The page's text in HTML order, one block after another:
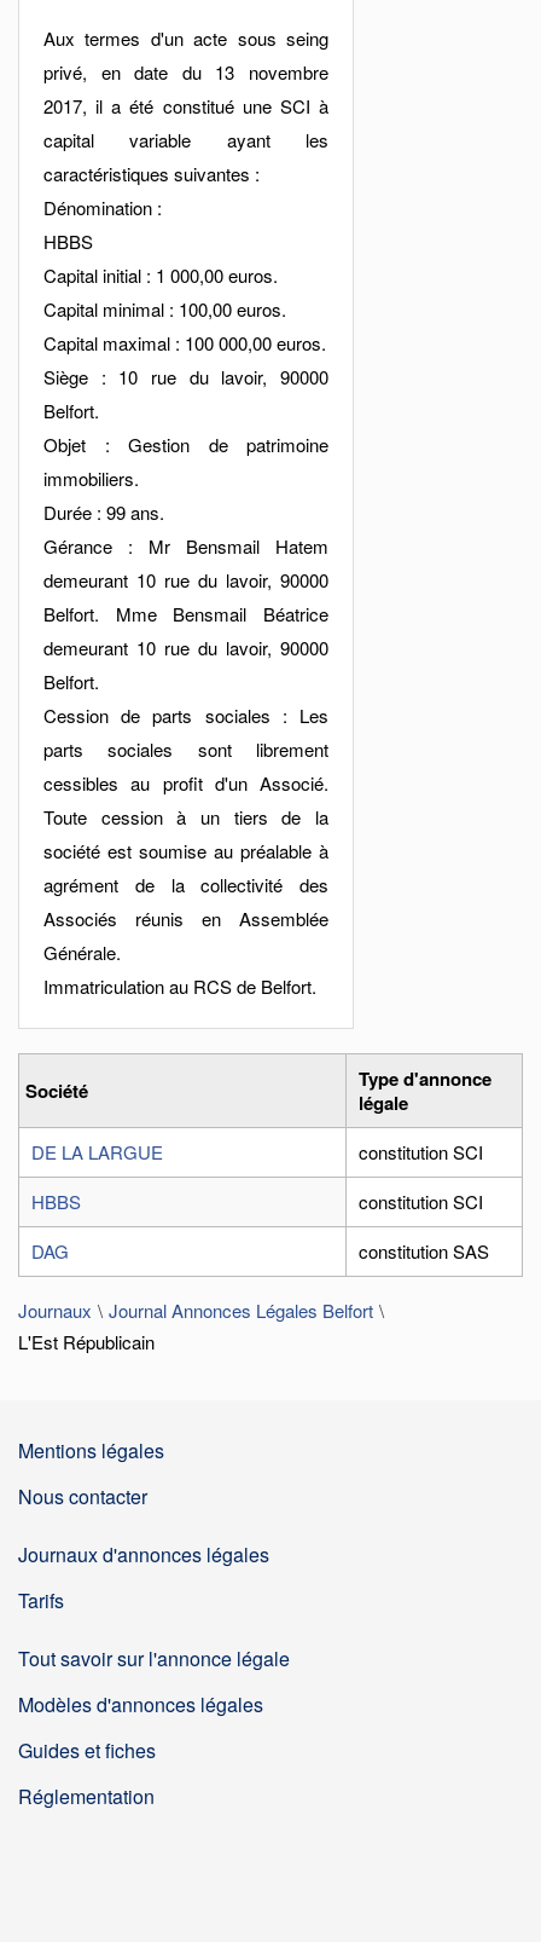
Aux termes d'un acte sous seing
privé, en date du 13 novembre
2017, il a été constitué une SCI à
capital variable ayant les
caractéristiques suivantes :
Dénomination :
HBBS
Capital initial : 1 000,00 euros.
Capital minimal : 100,00 euros.
Capital maximal : 100 000,00 euros.
Siège : 10 rue du lavoir, 90000
Belfort.
Objet : Gestion de patrimoine
immobiliers.
Durée : 99 ans.
Gérance : Mr Bensmail Hatem
demeurant 10 rue du lavoir, 90000
Belfort. Mme Bensmail Béatrice
demeurant 10 rue du lavoir, 90000
Belfort.
Cession de parts sociales : Les
parts sociales sont librement
cessibles au profit d'un Associé.
Toute cession à un tiers de la
société est soumise au préalable à
agrément de la collectivité des
Associés réunis en Assemblée
Générale.
Immatriculation au RCS de Belfort.
Société
Type d'annonce
légale
DE LA LARGUE
constitution SCI
HBBS
constitution SCI
DAG
constitution SAS
Journaux
Journal Annonces Légales Belfort
L'Est Républicain
Mentions légales
Nous contacter
Journaux d'annonces légales
Tarifs
Tout savoir sur l'annonce légale
Modèles d'annonces légales
Guides et fiches
Réglementation